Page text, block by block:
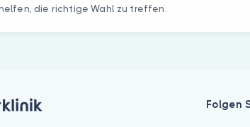
die richtige Wahl zu treffen.
Folgen